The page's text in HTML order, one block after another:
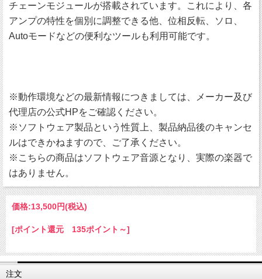
チェーンモジュールが搭載されています。これにより、各
アンプの特性を個別に調整できる他、位相反転、ソロ、
Autoモードなどの便利なツールも利用可能です。
※動作環境などの最新情報につきましては、メーカー及び
代理店の公式HPをご確認ください。
※ソフトウェア製品という性質上、製品納品後のキャンセ
ルはできかねますので、ご了承ください。
※こちらの商品はソフトウェア音源となり、実際の楽器で
はありません。
価格:13,500円(税込)
[ポイント還元 135ポイント～]
注文